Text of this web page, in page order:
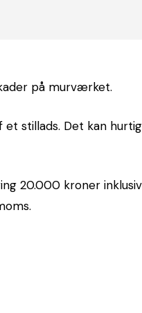
på murværket.
stillads. Det kan
20.000 kroner